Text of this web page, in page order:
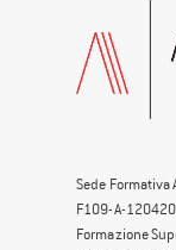
Sede Formativa
F109-A-
Formazione